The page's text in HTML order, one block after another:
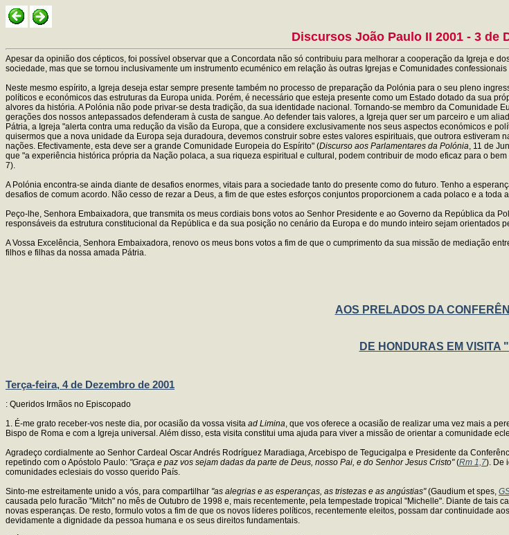
Discursos João Paulo II 2001 - 3 de
Apesar da opinião dos cépticos, foi possível observar que a Concordata não só contribuiu para melhorar a cooperação da Igreja e
sociedade, mas que se tornou inclusivamente um instrumento ecuménico em relação às outras Igrejas e Comunidades
Neste mesmo espírito, a Igreja deseja estar sempre presente também no processo de preparação da Polónia para o seu pleno
políticos e económicos das estruturas da Europa unida. Porém, é necessário que esteja presente como um Estado dotado da sua
alvores da história. A Polónia não pode privar-se desta tradição, da sua identidade nacional. Tornando-se membro da
gerações dos nossos antepassados defenderam à custa de sangue. Ao defender tais valores, a Igreja quer ser um parceiro e um
Pátria, a Igreja "alerta contra uma redução da visão da Europa, que a considere exclusivamente nos seus aspectos económicos e
quisermos que a nova unidade da Europa seja duradoura, devemos construir sobre estes valores espirituais, que outrora
nações. Efectivamente, esta deve ser a grande Comunidade Europeia do Espírito" (Discurso aos Parlamentares da Polónia, 11 de
que "a experiência histórica própria da Nação polaca, a sua riqueza espiritual e cultural, podem contribuir de modo eficaz para o
7).
A Polónia encontra-se ainda diante de desafios enormes, vitais para a sociedade tanto do presente como do futuro. Tenho a
desafios de comum acordo. Não cesso de rezar a Deus, a fim de que estes esforços conjuntos proporcionem a cada polaco e a toda
Peço-lhe, Senhora Embaixadora, que transmita os meus cordiais bons votos ao Senhor Presidente e ao Governo da República da
responsáveis da estrutura constitucional da República e da sua posição no cenário da Europa e do mundo inteiro sejam orientados
A Vossa Excelência, Senhora Embaixadora, renovo os meus bons votos a fim de que o cumprimento da sua missão de mediação
filhos e filhas da nossa amada Pátria.
AOS PRELADOS DA
DE HONDURAS EM VISITA
Terça-feira, 4 de Dezembro de 2001
: Queridos Irmãos no Episcopado
1. É-me grato receber-vos neste dia, por ocasião da vossa visita ad Limina , que vos oferece a ocasião de realizar uma vez mais a
Bispo de Roma e com a Igreja universal. Além disso, esta visita constitui uma ajuda para viver a missão de orientar a comunidade
Agradeço cordialmente ao Senhor Cardeal Oscar Andrés Rodríguez Maradiaga, Arcebispo de Tegucigalpa e Presidente da
repetindo com o Apóstolo Paulo: "Graça e paz vos sejam dadas da parte de Deus, nosso Pai, e do Senhor Jesus Cristo"(Rm 1,7). De
comunidades eclesiais do vosso querido País.
Sinto-me estreitamente unido a vós, para compartilhar "as alegrias e as esperanças, as tristezas e as angústias"(Gaudium et spes,
causada pelo furacão "Mitch" no mês de Outubro de 1998 e, mais recentemente, pela tempestade tropical "Michelle". Diante de
novas esperanças. De resto, formulo votos a fim de que os novos líderes políticos, recentemente eleitos, possam dar continuidade
devidamente a dignidade da pessoa humana e os seus direitos fundamentais.